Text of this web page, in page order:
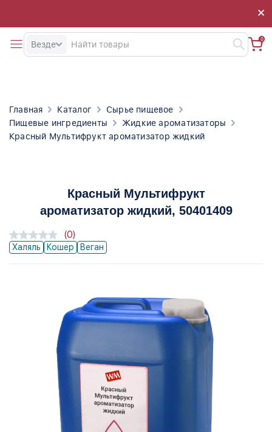
×
×
Везде
0
Главная Каталог
Сырье пищевое
Пищевые ингредиенты
Жидкие ароматизаторы
Красный Мультифрукт ароматизатор жидкий
Красный Мультифрукт
ароматизатор жидкий, 50401409
Халяль Кошер Веган
(0)